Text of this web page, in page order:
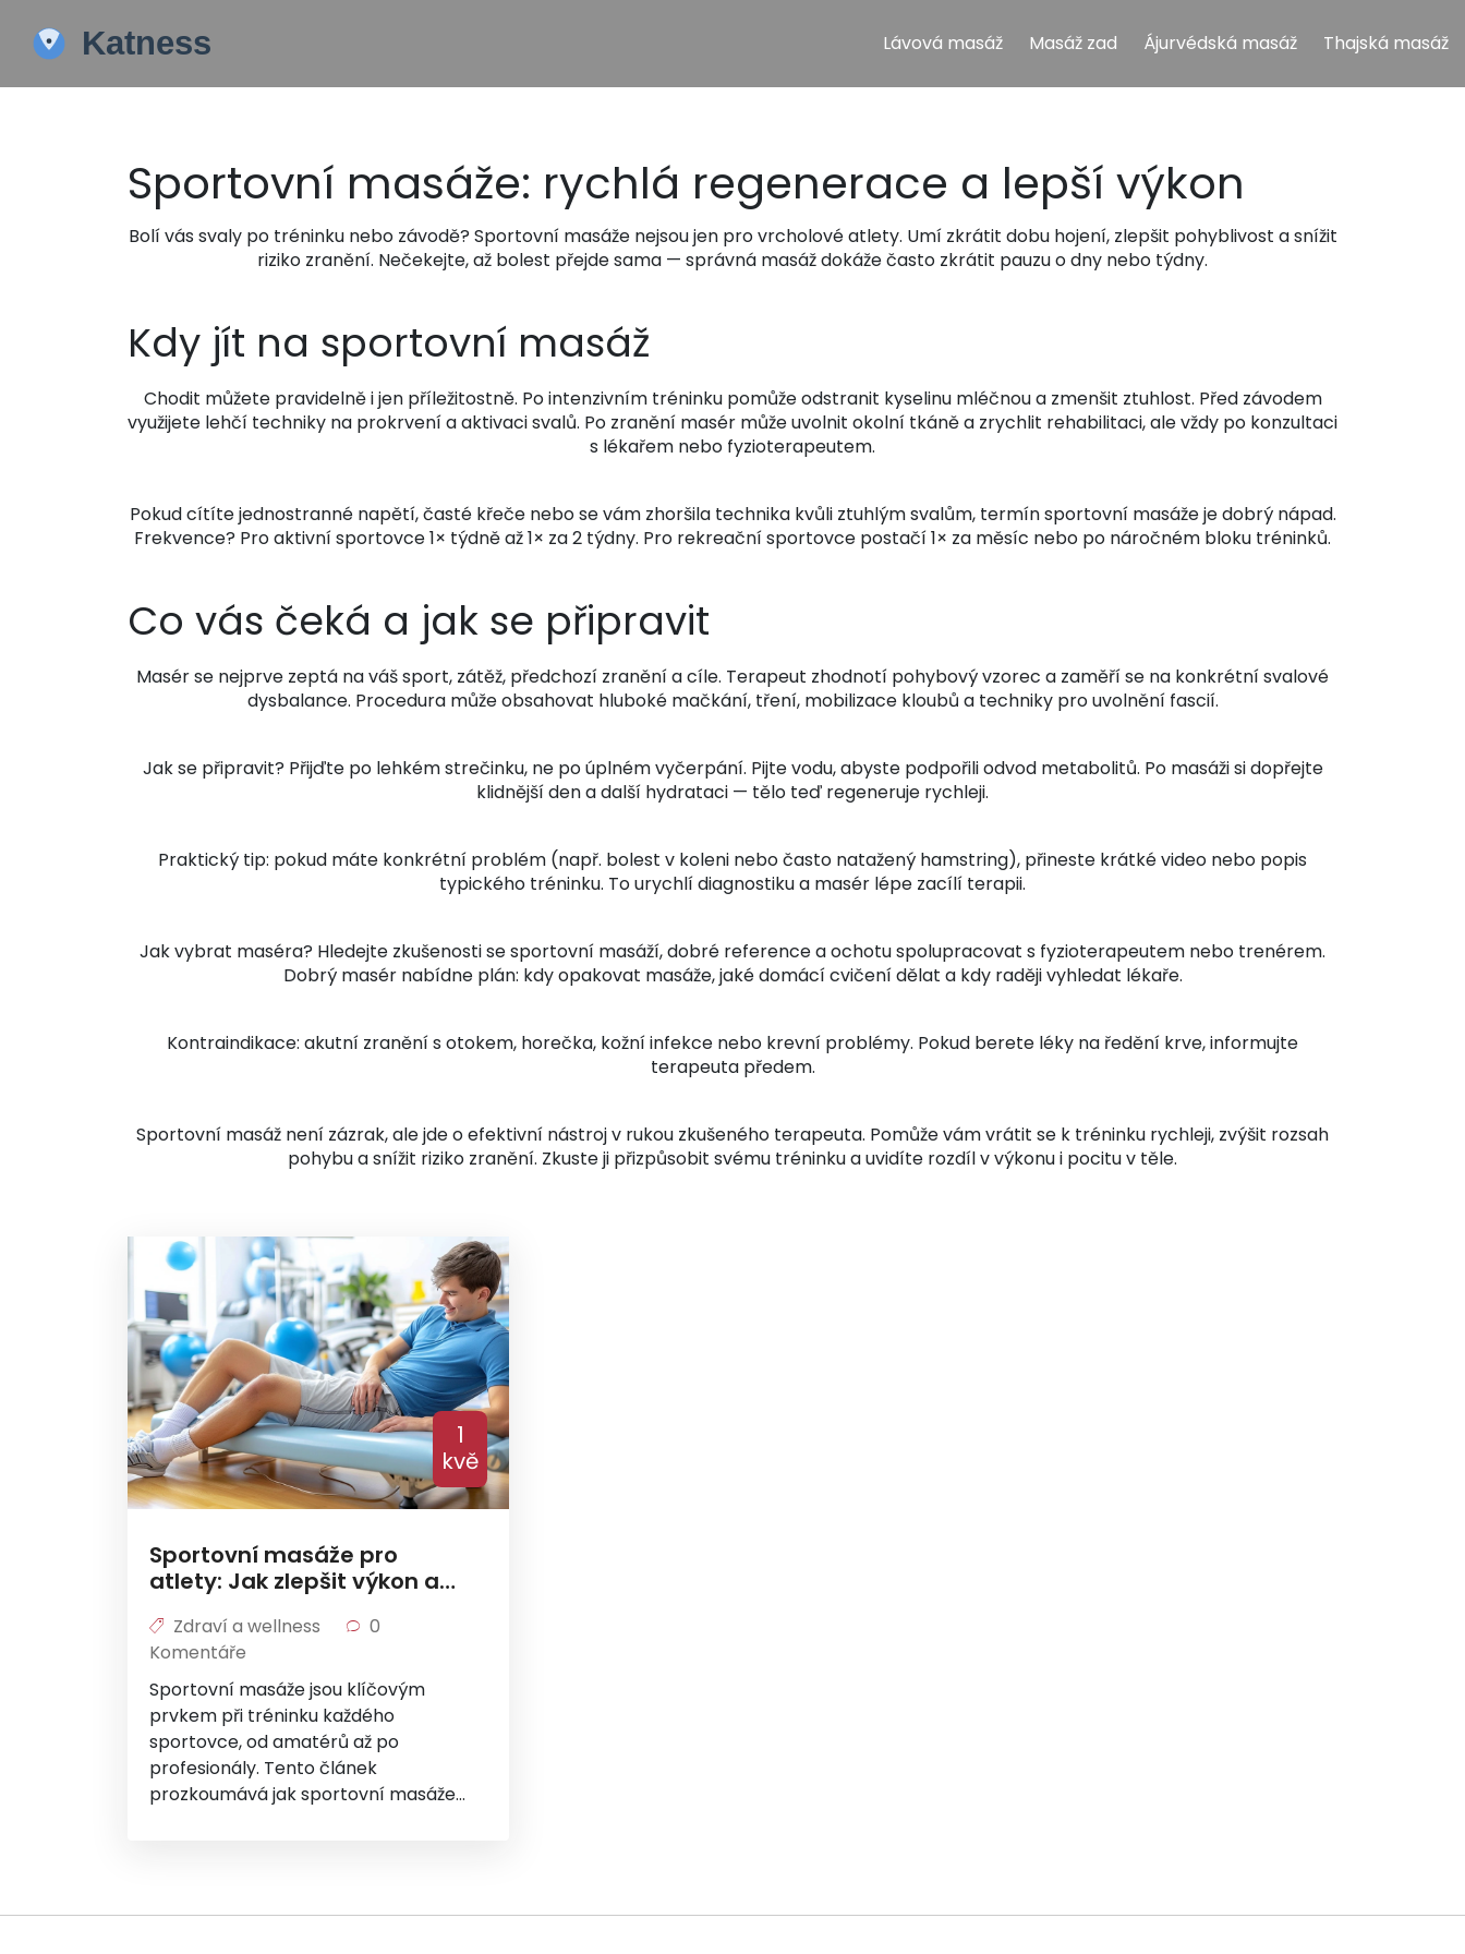
Lávová masáž Masáž zad Ájurvédská masáž Thajská masáž
Sportovní masáže: rychlá regenerace a lepší výkon
Bolí vás svaly po tréninku nebo závodě? Sportovní masáže nejsou jen pro vrcholové atlety. Umí zkrátit dobu hojení, zlepšit pohyblivost a snížit
riziko zranění. Nečekejte, až bolest přejde sama — správná masáž dokáže často zkrátit pauzu o dny nebo týdny.
Kdy jít na sportovní masáž
Chodit můžete pravidelně i jen příležitostně. Po intenzivním tréninku pomůže odstranit kyselinu mléčnou a zmenšit ztuhlost. Před závodem
využijete lehčí techniky na prokrvení a aktivaci svalů. Po zranění masér může uvolnit okolní tkáně a zrychlit rehabilitaci, ale vždy po konzultaci
s lékařem nebo fyzioterapeutem.
Pokud cítíte jednostranné napětí, časté křeče nebo se vám zhoršila technika kvůli ztuhlým svalům, termín sportovní masáže je dobrý nápad.
Frekvence? Pro aktivní sportovce 1× týdně až 1× za 2 týdny. Pro rekreační sportovce postačí 1× za měsíc nebo po náročném bloku tréninků.
Co vás čeká a jak se připravit
Masér se nejprve zeptá na váš sport, zátěž, předchozí zranění a cíle. Terapeut zhodnotí pohybový vzorec a zaměří se na konkrétní svalové
dysbalance. Procedura může obsahovat hluboké mačkání, tření, mobilizace kloubů a techniky pro uvolnění fascií.
Jak se připravit? Přijďte po lehkém strečinku, ne po úplném vyčerpání. Pijte vodu, abyste podpořili odvod metabolitů. Po masáži si dopřejte
klidnější den a další hydrataci — tělo teď regeneruje rychleji.
Praktický tip: pokud máte konkrétní problém (např. bolest v koleni nebo často natažený hamstring), přineste krátké video nebo popis
typického tréninku. To urychlí diagnostiku a masér lépe zacílí terapii.
Jak vybrat maséra? Hledejte zkušenosti se sportovní masáží, dobré reference a ochotu spolupracovat s fyzioterapeutem nebo trenérem.
Dobrý masér nabídne plán: kdy opakovat masáže, jaké domácí cvičení dělat a kdy raději vyhledat lékaře.
Kontraindikace: akutní zranění s otokem, horečka, kožní infekce nebo krevní problémy. Pokud berete léky na ředění krve, informujte
terapeuta předem.
Sportovní masáž není zázrak, ale jde o efektivní nástroj v rukou zkušeného terapeuta. Pomůže vám vrátit se k tréninku rychleji, zvýšit rozsah
pohybu a snížit riziko zranění. Zkuste ji přizpůsobit svému tréninku a uvidíte rozdíl v výkonu i pocitu v těle.
1
kvě
Sportovní masáže pro
atlety: Jak zlepšit výkon a
Zdraví a wellness
0
Komentáře
Sportovní masáže jsou klíčovým
prvkem při tréninku každého
sportovce, od amatérů až po
profesionály. Tento článek
prozkoumává jak sportovní masáže